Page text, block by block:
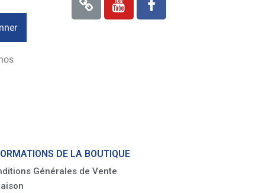
DE LA BOUTIQUE
Générales de Vente